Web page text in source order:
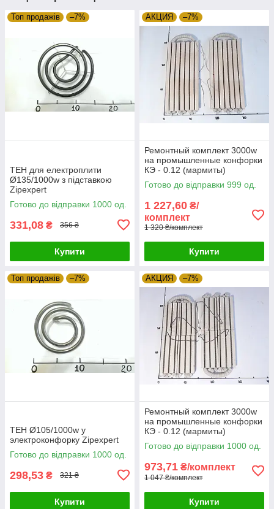
Топ продажів –7%
ТЕН для електроплити
Ø135/1000w з підставкою
Zipexpert
Готово до відправки 1000 од.
331,08 ₴ 356 ₴
Купити
АКЦИЯ –7%
Ремонтный комплект 3000w
на промышленные конфорки
КЭ - 0.12 (мармиты)
Электрон-Т (Украина)
Zipexpert
Готово до відправки 999 од.
1 227,60 ₴/
комплект
1 320 ₴/комплект
Купити
Топ продажів –7%
ТЕН Ø105/1000w у
электроконфорку Zipexpert
Готово до відправки 1000 од.
298,53 ₴ 321 ₴
Купити
АКЦИЯ –7%
Ремонтный комплект 3000w
на промышленные конфорки
КЭ - 0.12 (мармиты)
(Украина) Zipexpert
Готово до відправки 1000 од.
973,71 ₴/комплект
1 047 ₴/комплект
Купити